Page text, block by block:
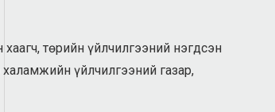
төрийн үйлчилгээний нэгдсэн
үйлчилгээний газар,